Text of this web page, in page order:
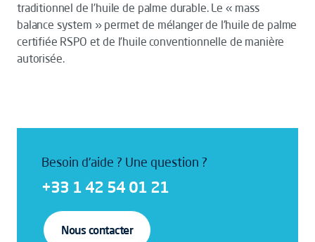
traditionnel de l'huile de palme durable. Le « mass
balance system » permet de mélanger de l'huile de palme
certifiée RSPO et de l’huile conventionnelle de manière
autorisée.
Besoin d'aide ? Une question ?
+33 1 42 54 01 21
Nous contacter